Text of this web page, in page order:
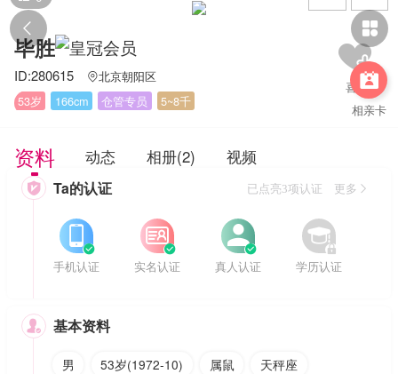
 

相亲卡
毕胜
ID:280615 北京朝阳区
53岁
166cm 仓管专员 5~8千
资料 动态 相册(2) 视频
 Ta的认证 已点亮3项认证 更多


手机认证


实名认证


真人认证


学历认证
 基本资料
男 53岁(1972-10) 属鼠
天秤座